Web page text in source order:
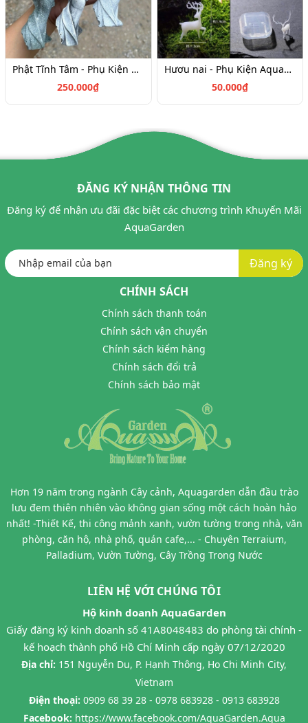
Phật Tĩnh Tâm - Phụ Kiện Aquagarden
250.000₫
Hươu nai - Phụ Kiện Aquagarden
50.000₫
ĐĂNG KÝ NHẬN THÔNG TIN
Đăng ký để nhận ưu đãi đặc biệt các chương trình Khuyến Mãi
AquaGarden
Đăng ký
CHÍNH SÁCH
Chính sách thanh toán
Chính sách vận chuyển
Chính sách kiểm hàng
Chính sách đổi trả
Chính sách bảo mật
Hơn 19 năm trong ngành Cây cảnh, Aquagarden dẫn đầu trào
lưu đem thiên nhiên vào không gian sống một cách hoàn hảo
nhất! -Thiết Kế, thi công mảnh xanh, vườn tường trong nhà, văn
phòng, căn hộ, nhà phố, quán cafe,... - Chuyên Terraium,
Palladium, Vườn Tường, Cây Trồng Trong Nước
LIÊN HỆ VỚI CHÚNG TÔI
Hộ kinh doanh AquaGarden
Giấy đăng ký kinh doanh số 41A8048483 do phòng tài chính -
kế hoạch thành phố Hồ Chí Minh cấp ngày 07/12/2020
Địa chỉ: 151 Nguyễn Du, P. Hạnh Thông, Ho Chi Minh City,
Vietnam
Điện thoại: 0909 68 39 28 - 0978 683928 - 0913 683928
Facebook: https://www.facebook.com/AquaGarden.Aqua